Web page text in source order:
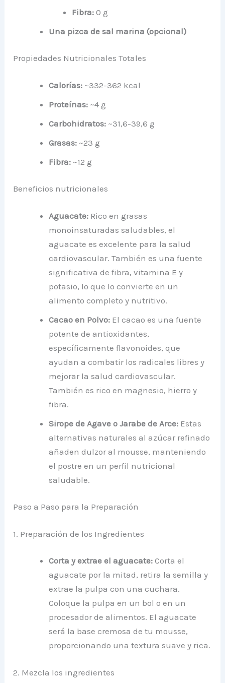
Fibra:0 g
Una pizca de sal marina (opcional)
Propiedades Nutricionales Totales
Calorías: ~332-362 kcal
Proteínas: ~4 g
Carbohidratos: ~31,6-39,6 g
Grasas: ~23 g
Fibra: ~12 g
Beneficios nutricionales
Aguacate: Rico en grasas
monoinsaturadas saludables, el
aguacate es excelente para la salud
cardiovascular. También es una fuente
significativa de fibra, vitamina E y
potasio, lo que lo convierte en un
alimento completo y nutritivo.
Cacao en Polvo: El cacao es una fuente
potente de antioxidantes,
específicamente flavonoides, que
ayudan a combatir los radicales libres y
mejorar la salud cardiovascular.
También es rico en magnesio, hierro y
fibra.
Sirope de Agave o Jarabe de Arce: Estas
alternativas naturales al azúcar refinado
añaden dulzor al mousse, manteniendo
el postre en un perfil nutricional
saludable.
Paso a Paso para la Preparación
1. Preparación de los Ingredientes
Corta y extrae el aguacate: Corta el
aguacate por la mitad, retira la semilla y
extrae la pulpa con una cuchara.
Coloque la pulpa en un bol o en un
procesador de alimentos. El aguacate
será la base cremosa de tu mousse,
proporcionando una textura suave y rica.
2. Mezcla los ingredientes